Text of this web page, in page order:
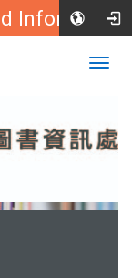
TNU Office of Library and Information